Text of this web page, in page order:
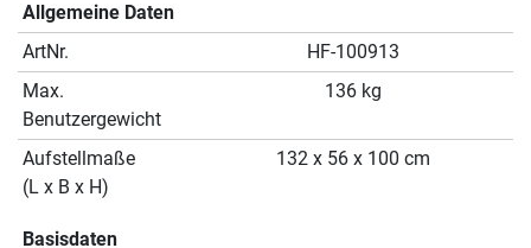
Allgemeine Daten
ArtNr.
HF-100913
Max.
Benutzergewicht
136 kg
Aufstellmaße
(L x B x H)
132 x 56 x 100 cm
Basisdaten